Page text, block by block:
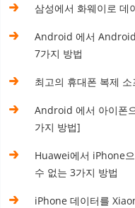
삼성에서 화웨이로 데
Android 에서
7가지 방법
최고의 휴대폰 복제
Android 에서 아이폰
가지 방법]
Huawei에서 iPhone
수 없는 3가지 방법
iPhone 데이터를